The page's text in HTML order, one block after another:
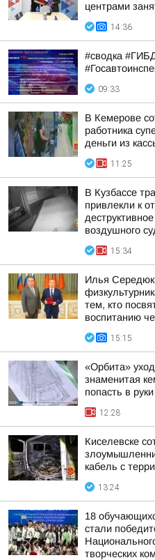
центрами
14:36
#сводка
09:33
В Кемерове
работника
деньги из
11:25
В Кузбассе
привлекли к
воздушного
15:34
Илья
тем, кто
воспитанию
15:15
«Орбита»
знаменитая
попасть в
12:28
Киселевске
кабель с
13:24
18
стали
творческих